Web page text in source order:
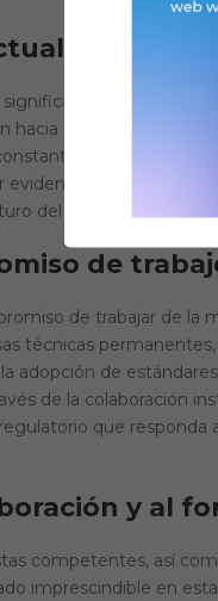
y el
La
hacia fuentes
y una
evidencia técnica,
del sector.
de
de trabajar de la
técnicas
adopción de
de la colaboración
que responda
y al
competentes, así
imprescindible en